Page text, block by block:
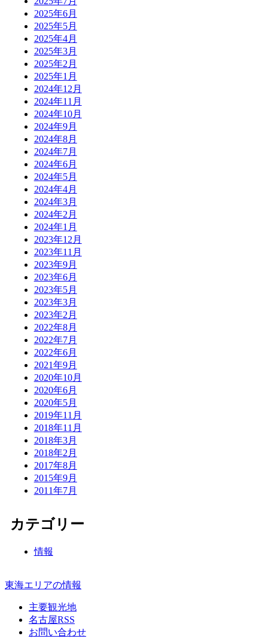
2025年6月
2025年5月
2025年4月
2025年3月
2025年2月
2025年1月
2024年12月
2024年11月
2024年10月
2024年9月
2024年8月
2024年7月
2024年6月
2024年5月
2024年4月
2024年3月
2024年2月
2024年1月
2023年12月
2023年11月
2023年9月
2023年6月
2023年5月
2023年3月
2023年2月
2022年8月
2022年7月
2022年6月
2021年9月
2020年10月
2020年6月
2020年5月
2019年11月
2018年11月
2018年3月
2018年2月
2017年8月
2015年9月
2011年7月
カテゴリー
情報
東海エリアの情報
主要観光地
名古屋RSS
お問い合わせ